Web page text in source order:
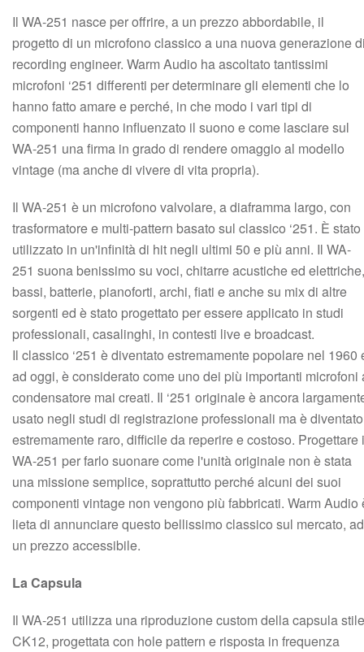
Il WA-251 nasce per offrire, a un prezzo abbordabile, il
progetto di un microfono classico a una nuova generazione
recording engineer. Warm Audio ha ascoltato tantissimi
microfoni ‘251 differenti per determinare gli elementi che lo
hanno fatto amare e perché, in che modo i vari tipi di
componenti hanno influenzato il suono e come lasciare sul
WA-251 una firma in grado di rendere omaggio al modello
vintage (ma anche di vivere di vita propria).
Il WA-251 è un microfono valvolare, a diaframma largo, con
trasformatore e multi-pattern basato sul classico ‘251. È stato
utilizzato in un'infinità di hit negli ultimi 50 e più anni. Il WA-
251 suona benissimo su voci, chitarre acustiche ed elettriche,
bassi, batterie, pianoforti, archi, fiati e anche su mix di altre
sorgenti ed è stato progettato per essere applicato in studi
professionali, casalinghi, in contesti live e broadcast.
Il classico ‘251 è diventato estremamente popolare nel 1960
ad oggi, è considerato come uno dei più importanti microfoni
condensatore mai creati. Il ‘251 originale è ancora
usato negli studi di registrazione professionali ma è diventato
estremamente raro, difficile da reperire e costoso. Progettare
WA-251 per farlo suonare come l'unità originale non è stata
una missione semplice, soprattutto perché alcuni dei suoi
componenti vintage non vengono più fabbricati. Warm Audio
lieta di annunciare questo bellissimo classico sul mercato, ad
un prezzo accessibile.
La Capsula
Il WA-251 utilizza una riproduzione custom della capsula stile
CK12, progettata con hole pattern e risposta in frequenza